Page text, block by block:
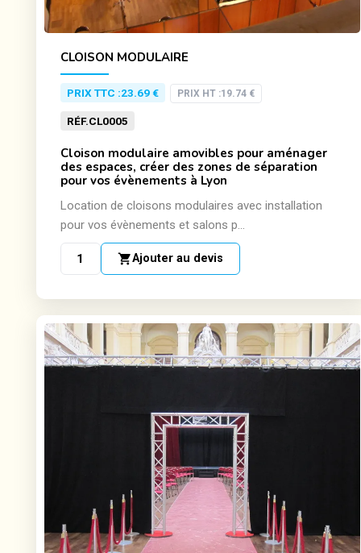
CLOISON MODULAIRE
RÉF.CL0005
PRIX HT :19.74 €
PRIX TTC :23.69 €
Cloison modulaire amovibles pour aménager
des espaces, créer des zones de séparation
pour vos évènements à Lyon
Location de cloisons modulaires avec installation
pour vos évènements et salons p...
shopping_cartAjouter au devis